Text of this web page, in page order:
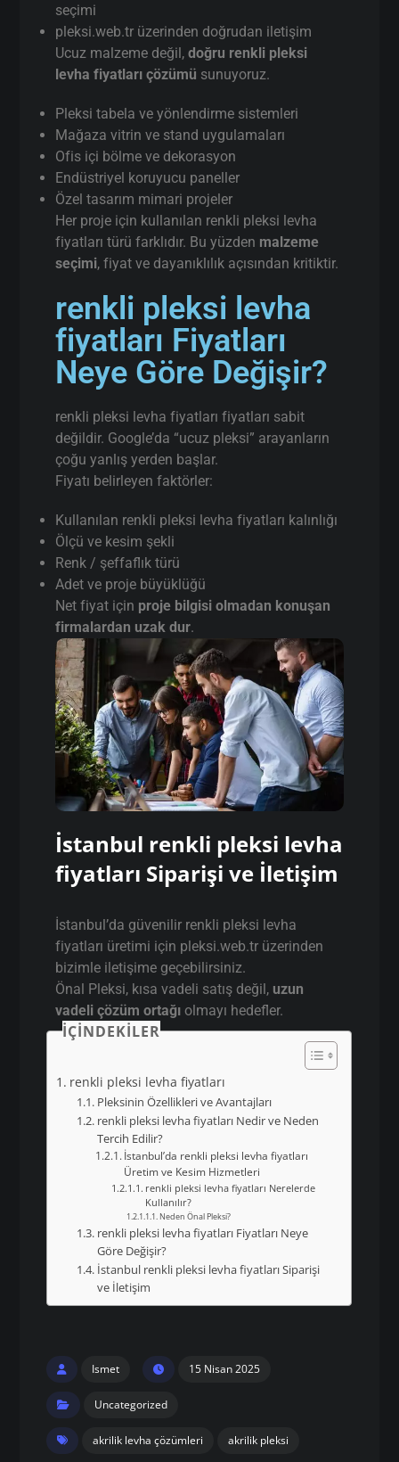
seçimi
pleksi.web.tr üzerinden doğrudan iletişim
Ucuz malzeme değil,doğru renkli pleksi
levha fiyatları çözümü sunuyoruz.
Pleksi tabela ve yönlendirme sistemleri
Mağaza vitrin ve stand uygulamaları
Ofis içi bölme ve dekorasyon
Endüstriyel koruyucu paneller
Özel tasarım mimari projeler
Her proje için kullanılan renkli pleksi levha
fiyatları türü farklıdır. Bu yüzden malzeme
seçimi, fiyat ve dayanıklılık açısından kritiktir.
renkli pleksi levha
fiyatları Fiyatları
Neye Göre Değişir?
renkli pleksi levha fiyatları fiyatları sabit
değildir. Google’da “ucuz pleksi” arayanların
çoğu yanlış yerden başlar.
Fiyatı belirleyen faktörler:
Kullanılan renkli pleksi levha fiyatları kalınlığı
Ölçü ve kesim şekli
Renk / şeffaflık türü
Adet ve proje büyüklüğü
Net fiyat için proje bilgisi olmadan konuşan
firmalardan uzak dur.
İstanbul renkli pleksi levha
fiyatları Siparişi ve İletişim
İstanbul’da güvenilir renkli pleksi levha
fiyatları üretimi için pleksi.web.tr üzerinden
bizimle iletişime geçebilirsiniz.
Önal Pleksi, kısa vadeli satış değil, uzun
vadeli çözüm ortağı olmayı hedefler.
İÇINDEKILER
renkli pleksi levha fiyatları
Pleksinin Özellikleri ve Avantajları
renkli pleksi levha fiyatları Nedir ve Neden
Tercih Edilir?
İstanbul’da renkli pleksi levha fiyatları
Üretim ve Kesim Hizmetleri
renkli pleksi levha fiyatları Nerelerde
Kullanılır?
Neden Önal Pleksi?
renkli pleksi levha fiyatları Fiyatları Neye
Göre Değişir?
İstanbul renkli pleksi levha fiyatları Siparişi
ve İletişim
Ismet 15 Nisan 2025
Uncategorized
akrilik levha çözümleri akrilik pleksi